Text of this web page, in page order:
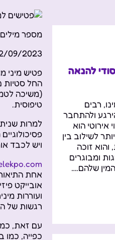
מספר מילים
09/2023, 16:21
פטיש מיני
החל סטיות
(משיכה
טיפוסית.
למרות
ויש לכבד
אחת
אובייקט
ועוררות
רגשות של
עם זאת,
כפייה, כמו
להנאה
רבים
ולהתחבר
הוא
לשילוב בין
והוא זוכה
ומבוגרים
שלהם.…